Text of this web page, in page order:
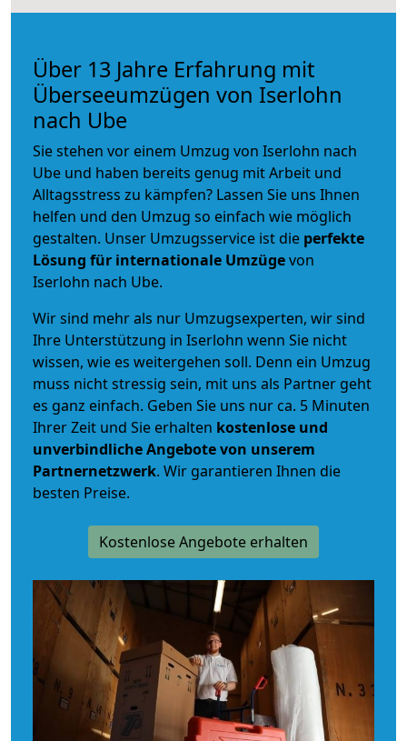
Über 13 Jahre Erfahrung mit
Überseeumzügen von Iserlohn
nach Ube
Sie stehen vor einem Umzug von Iserlohn nach
Ube und haben bereits genug mit Arbeit und
Alltagsstress zu kämpfen? Lassen Sie uns Ihnen
helfen und den Umzug so einfach wie möglich
gestalten. Unser Umzugsservice ist die perfekte
Lösung für internationale Umzügevon
Iserlohn nach Ube.
Wir sind mehr als nur Umzugsexperten, wir sind
Ihre Unterstützung in Iserlohn wenn Sie nicht
wissen, wie es weitergehen soll. Denn ein Umzug
muss nicht stressig sein, mit uns als Partner geht
es ganz einfach. Geben Sie uns nur ca. 5 Minuten
Ihrer Zeit und Sie erhalten kostenlose und
unverbindlicheAngebote von unserem
Partnernetzwerk. Wir garantieren Ihnen die
besten Preise.
Kostenlose Angebote erhalten